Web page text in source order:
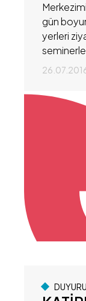
gün
yerleri
DUYURU